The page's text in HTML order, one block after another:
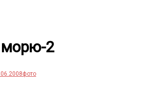
2
фото